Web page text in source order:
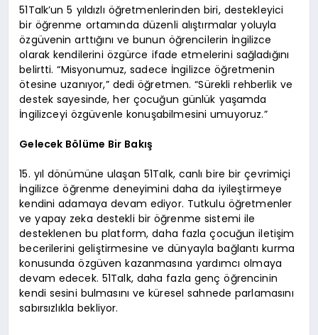
51Talk’un 5 yıldızlı öğretmenlerinden biri, destekleyici
bir öğrenme ortamında düzenli alıştırmalar yoluyla
özgüvenin arttığını ve bunun öğrencilerin İngilizce
olarak kendilerini özgürce ifade etmelerini sağladığını
belirtti. “Misyonumuz, sadece İngilizce öğretmenin
ötesine uzanıyor,” dedi öğretmen. “Sürekli rehberlik ve
destek sayesinde, her çocuğun günlük yaşamda
İngilizceyi özgüvenle konuşabilmesini umuyoruz.”
Gelecek Bölüme Bir Bakış
15. yıl dönümüne ulaşan 51Talk, canlı bire bir çevrimiçi
İngilizce öğrenme deneyimini daha da iyileştirmeye
kendini adamaya devam ediyor. Tutkulu öğretmenler
ve yapay zeka destekli bir öğrenme sistemi ile
desteklenen bu platform, daha fazla çocuğun iletişim
becerilerini geliştirmesine ve dünyayla bağlantı kurma
konusunda özgüven kazanmasına yardımcı olmaya
devam edecek. 51Talk, daha fazla genç öğrencinin
kendi sesini bulmasını ve küresel sahnede parlamasını
sabırsızlıkla bekliyor.